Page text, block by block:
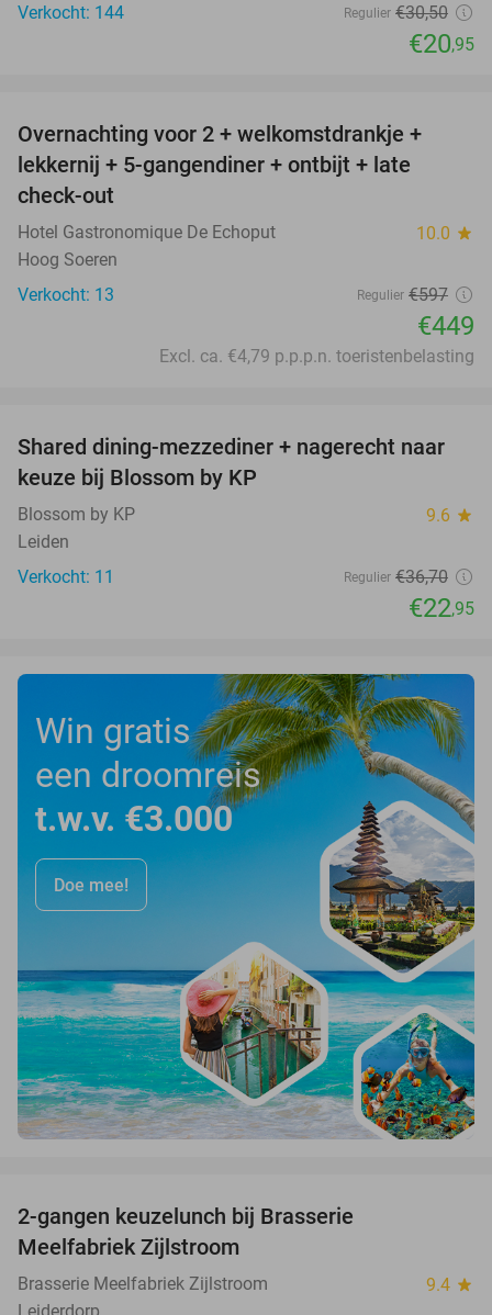
Verkocht: 144
Regulier €30,50
€20,95
Overnachting voor 2 + welkomstdrankje +
lekkernij + 5-gangendiner + ontbijt + late
check-out
Hotel Gastronomique De Echoput 10.0 star
Hoog Soeren
Verkocht: 13
Regulier €597
€449
Excl. ca. €4,79 p.p.p.n. toeristenbelasting
37%
Shared dining-mezzediner + nagerecht naar
keuze bij Blossom by KP
Blossom by KP 9.6 star
Leiden
Verkocht: 11
Regulier €36,70
€22,95
Win gratis
een droomreis
t.w.v. €3.000
Doe mee!
2-gangen keuzelunch bij Brasserie
Meelfabriek Zijlstroom
Brasserie Meelfabriek Zijlstroom 9.4 star